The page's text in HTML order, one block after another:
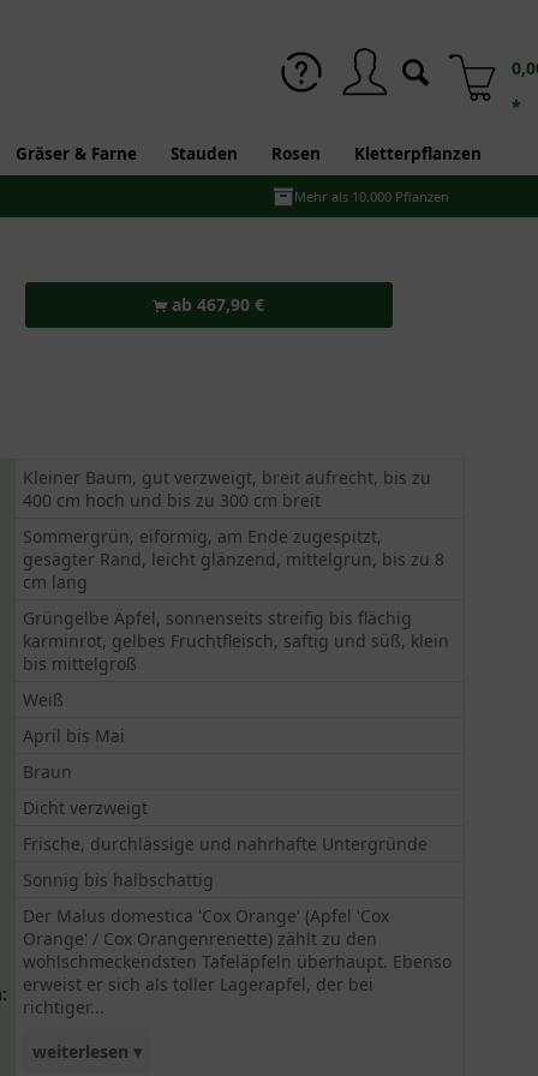
*
Gräser & Farne Stauden Rosen Kletterpflanzen
Mehr als 10.000 Pflanzen
ab 467,90 €
Kleiner Baum, gut verzweigt, breit aufrecht, bis zu
400 cm hoch und bis zu 300 cm breit
Sommergrün, eiförmig, am Ende zugespitzt,
gesägter Rand, leicht glänzend, mittelgrün, bis zu 8
cm lang
Grüngelbe Äpfel, sonnenseits streifig bis flächig
karminrot, gelbes Fruchtfleisch, saftig und süß, klein
bis mittelgroß
Weiß
April bis Mai
Braun
Dicht verzweigt
Frische, durchlässige und nahrhafte Untergründe
Sonnig bis halbschattig
Der Malus domestica 'Cox Orange' (Apfel 'Cox
Orange' / Cox Orangenrenette) zählt zu den
wohlschmeckendsten Tafeläpfeln überhaupt. Ebenso
erweist er sich als toller Lagerapfel, der bei
richtiger...
weiterlesen ▾